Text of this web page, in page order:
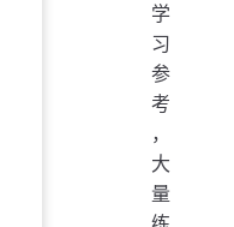
学
习
参
考
，
大
量